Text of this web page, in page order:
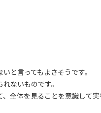
と言ってもよさそうです。
ないものです。
全体を見ることを意識して